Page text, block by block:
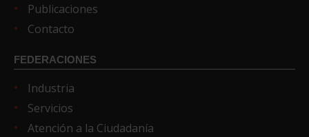
Publicaciones
Contacto
FEDERACIONES
Industria
Servicios
Atención a la Ciudadanía